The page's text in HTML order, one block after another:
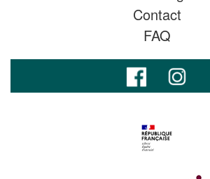
Contact
FAQ